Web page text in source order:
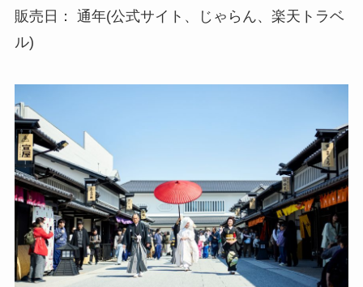
販売日： 通年(公式サイト、じゃらん、楽天トラベ
ル)